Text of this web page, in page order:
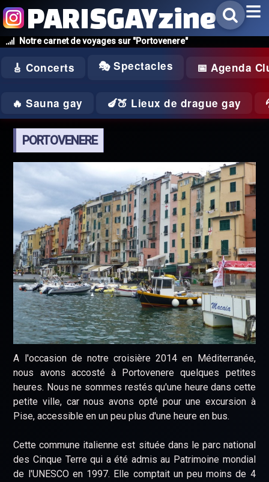
Notre carnet de voyages sur "Portovenere"
PARISGAYzine
🎸 Concerts 🎭 Spectacles 📅 Agenda
🔥 Sauna gay 🍆🍑 Lieux de drague gay
PORTOVENERE
A l'occasion de notre croisière 2014 en Méditerranée,
nous avons accosté à Portovenere quelques petites
heures. Nous ne sommes restés qu'une heure dans cette
petite ville, car nous avons opté pour une excursion à
Pise, accessible en un peu plus d'une heure en bus.
Cette commune italienne est située dans le parc national
des Cinque Terre qui a été admis au Patrimoine mondial
de l'UNESCO en 1997. Elle comptait un peu moins de 4